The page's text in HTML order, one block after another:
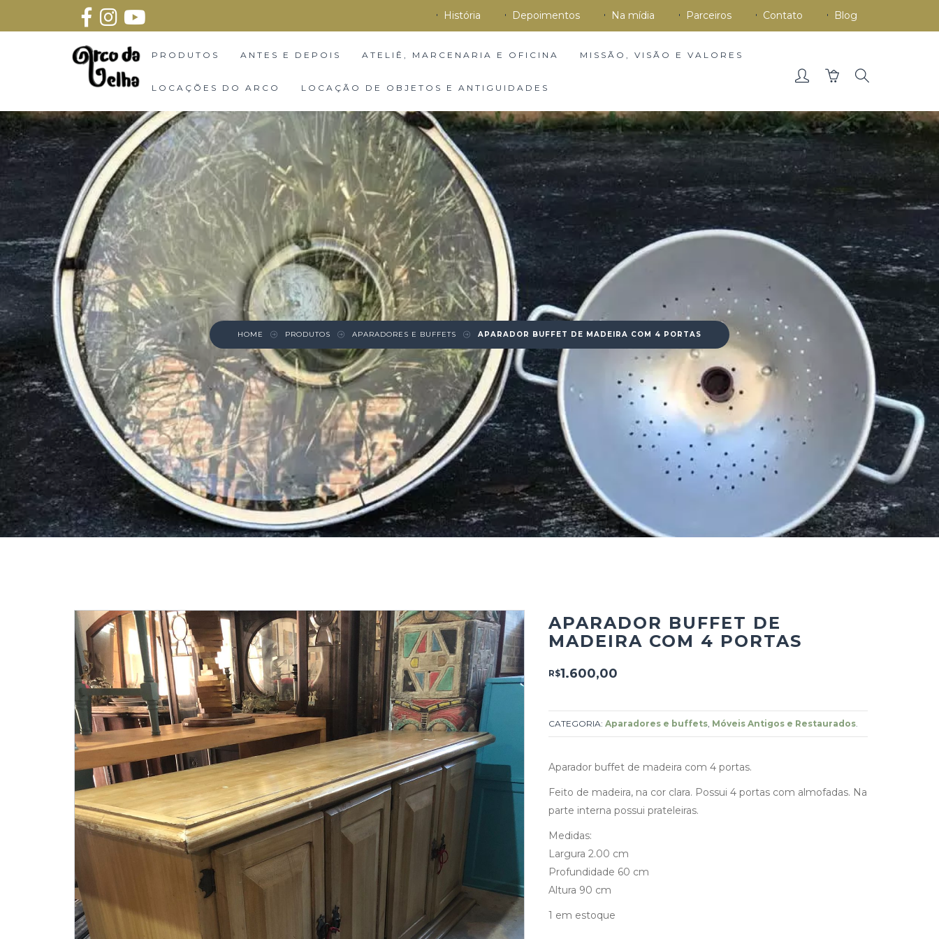
História Depoimentos Na mídia Parceiros Contato Blog
PRODUTOS ANTES E DEPOIS ATELIÊ, MARCENARIA E OFICINA MISSÃO, VISÃO E VALORES
LOCAÇÕES DO ARCO LOCAÇÃO DE OBJETOS E ANTIGUIDADES
HOME PRODUTOS APARADORES E BUFFETS APARADOR BUFFET DE MADEIRA COM 4 PORTAS
APARADOR BUFFET DE
MADEIRA COM 4 PORTAS
R$1.600,00
CATEGORIA: Aparadores e buffets, Móveis Antigos e Restaurados.
Aparador buffet de madeira com 4 portas.
Feito de madeira, na cor clara. Possui 4 portas com almofadas. Na
parte interna possui prateleiras.
Medidas:
Largura 2.00 cm
Profundidade 60 cm
Altura 90 cm
1 em estoque